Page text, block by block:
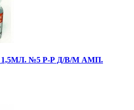
№5 Р-Р Д/В/М АМП.